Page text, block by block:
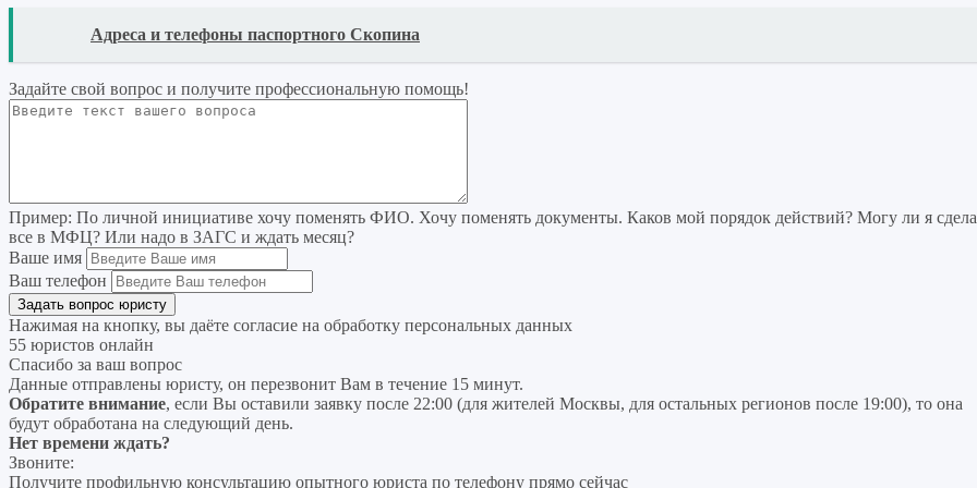
Адреса и телефоны паспортного Скопина
Задайте свой вопрос и получите профессиональную помощь!
Пример: По личной инициативе хочу поменять ФИО. Хочу поменять документы. Каков мой порядок действий? Могу ли я
все в МФЦ? Или надо в ЗАГС и ждать месяц?
Ваше имя
Ваш телефон
Нажимая на кнопку, вы даёте согласие на обработку персональных данных
55 юристов онлайн
Спасибо за ваш вопрос
Данные отправлены юристу, он перезвонит Вам в течение 15 минут.
Обратите внимание, если Вы оставили заявку после 22:00 (для жителей Москвы, для остальных регионов после 19:00), то она
будут обработана на следующий день.
Нет времени ждать?
Звоните:
Получите профильную консультацию опытного юриста по телефону прямо сейчас